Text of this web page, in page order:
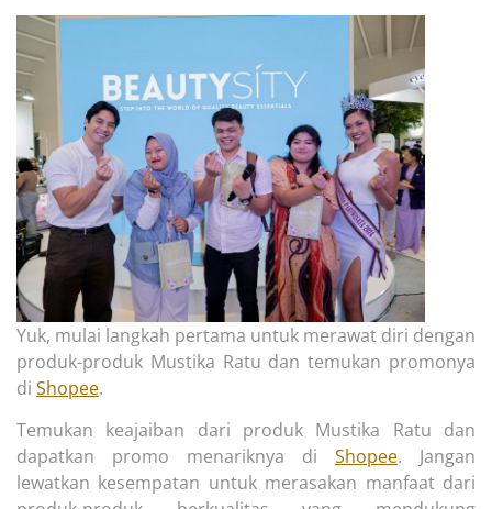
Yuk, mulai langkah pertama untuk merawat diri dengan
produk-produk Mustika Ratu dan temukan promonya
di Shopee.
Temukan keajaiban dari produk Mustika Ratu dan
dapatkan promo menariknya di Shopee. Jangan
lewatkan kesempatan untuk merasakan manfaat dari